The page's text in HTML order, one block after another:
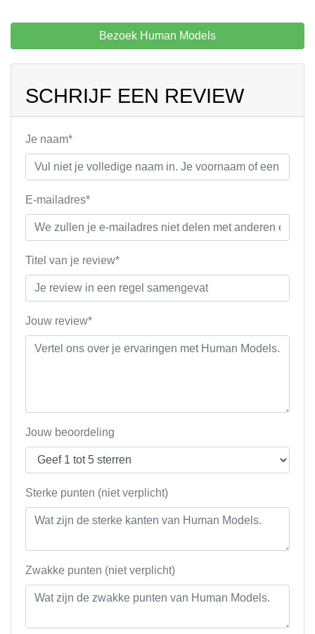
Bezoek Human Models
SCHRIJF EEN REVIEW
Je naam*
E-mailadres*
Titel van je review*
Jouw review*
Jouw beoordeling
Sterke punten (niet verplicht)
Zwakke punten (niet verplicht)